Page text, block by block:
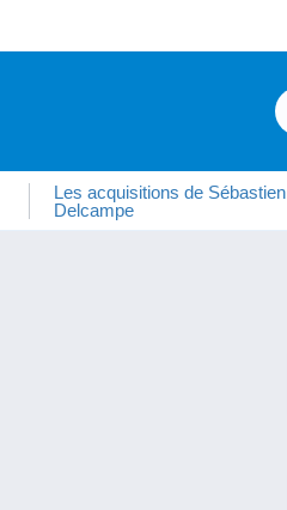
Les acquisitions de Sébastien
Delcampe